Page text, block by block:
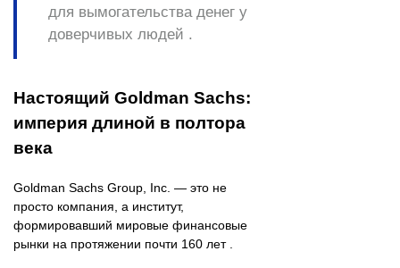
для вымогательства денег у
доверчивых людей .
Настоящий Goldman Sachs:
империя длиной в полтора
века
Goldman Sachs Group, Inc. — это не
просто компания, а институт,
формировавший мировые финансовые
рынки на протяжении почти 160 лет .